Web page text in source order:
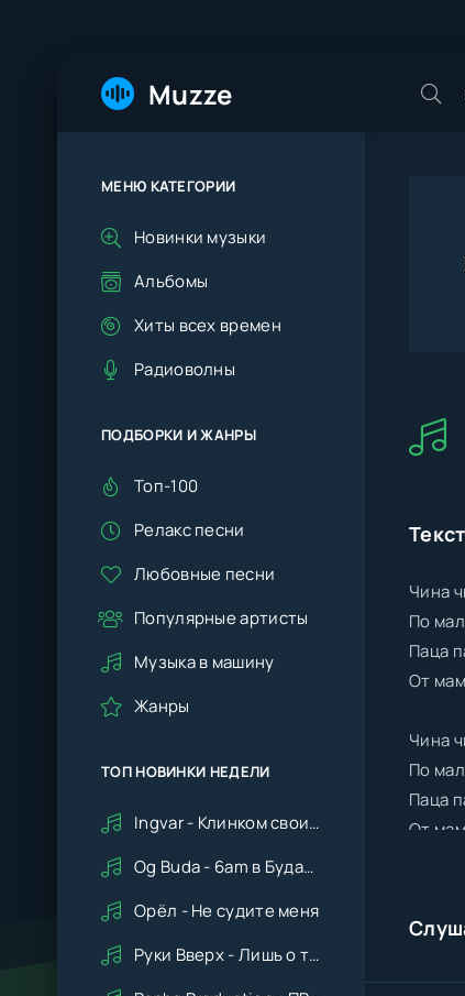
Muzze
Чина
По
Паца
От
Чина
По
Паца
От
МЕНЮ КАТЕГОРИИ
Новинки музыки
Альбомы
Хиты всех времен
Радиоволны
ПОДБОРКИ И ЖАНРЫ
Топ-100
Релакс песни
Любовные песни
Популярные артисты
Музыка в машину
Жанры
ТОП НОВИНКИ НЕДЕЛИ
Ingvar - Клинком своим ударишь ты по сердцу мне
Og Buda - 6am в Будапеште
Орёл - Не судите меня
Руки Вверх - Лишь о тебе мечтая (Remix cover Deep House)